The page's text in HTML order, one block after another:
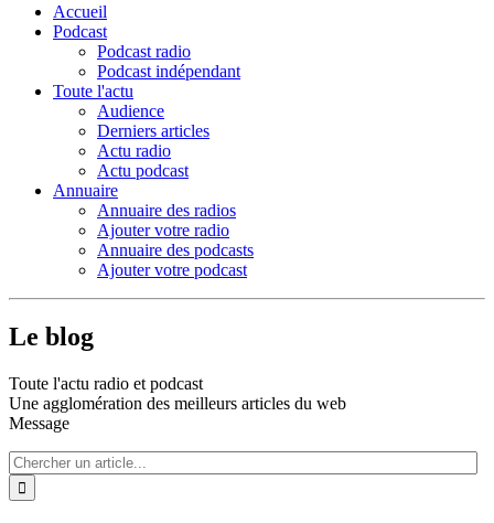
Accueil
Podcast
Podcast radio
Podcast indépendant
Toute l'actu
Audience
Derniers articles
Actu radio
Actu podcast
Annuaire
Annuaire des radios
Ajouter votre radio
Annuaire des podcasts
Ajouter votre podcast
Le blog
Toute l'actu radio et podcast
Une agglomération des meilleurs articles du web
Message